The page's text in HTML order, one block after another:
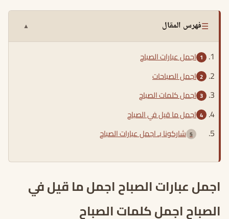
☰فهرس المقال ▲
اجمل عبارات الصباح
اجمل الصباحات
اجمل كلمات الصباح
اجمل ما قيل في الصباح
شاركونا بـ اجمل عبارات الصباح
اجمل عبارات الصباح اجمل ما قيل في
الصباح اجمل كلمات الصباح